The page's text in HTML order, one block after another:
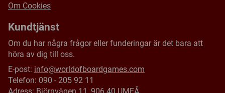
Om Cookies
Kundtjänst
Om du har några frågor eller funderingar är det bara att
höra av dig till oss.
E-post: info@worldofboardgames.com
Telefon: 090 - 205 92 11